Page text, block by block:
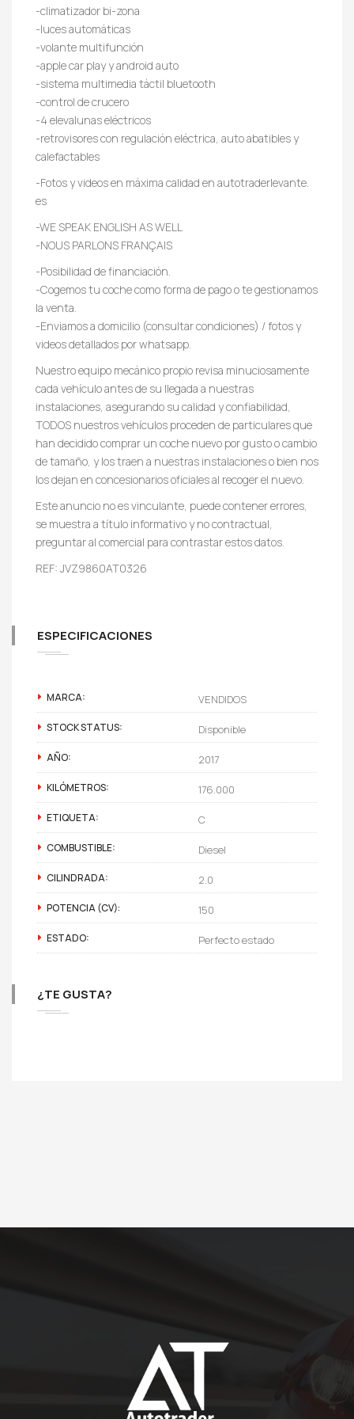
-climatizador bi-zona
-luces automáticas
-volante multifunción
-apple car play y android auto
-sistema multimedia táctil bluetooth
-control de crucero
-4 elevalunas eléctricos
-retrovisores con regulación eléctrica, auto abatibles y
calefactables
-Fotos y videos en máxima calidad en autotraderlevante.
es
-WE SPEAK ENGLISH AS WELL
-NOUS PARLONS FRANÇAIS
-Posibilidad de financiación.
-Cogemos tu coche como forma de pago o te gestionamos
la venta.
-Enviamos a domicilio (consultar condiciones) / fotos y
videos detallados por whatsapp.
Nuestro equipo mecánico propio revisa minuciosamente
cada vehículo antes de su llegada a nuestras
instalaciones, asegurando su calidad y confiabilidad,
TODOS nuestros vehículos proceden de particulares que
han decidido comprar un coche nuevo por gusto o cambio
de tamaño, y los traen a nuestras instalaciones o bien nos
los dejan en concesionarios oficiales al recoger el nuevo.
Este anuncio no es vinculante, puede contener errores,
se muestra a título informativo y no contractual,
preguntar al comercial para contrastar estos datos.
REF: JVZ9860AT0326
ESPECIFICACIONES
MARCA: VENDIDOS
STOCK STATUS: Disponible
AÑO: 2017
KILÓMETROS: 176.000
ETIQUETA: C
COMBUSTIBLE: Diesel
CILINDRADA: 2.0
POTENCIA (CV): 150
ESTADO: Perfecto estado
¿TE GUSTA?